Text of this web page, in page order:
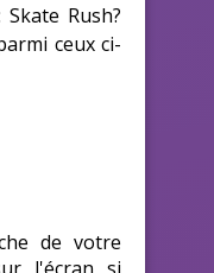
Rush?
ceux ci-
de votre